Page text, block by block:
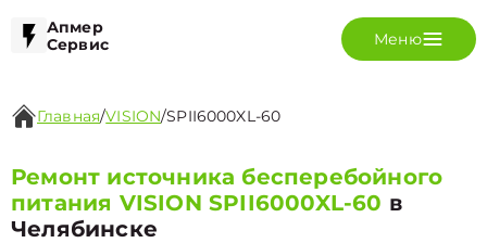
Апмер
Сервис
Меню
Главная/VISION/SPII6000XL-60
Ремонт источника бесперебойного
питания VISION SPII6000XL-60 в
Челябинске